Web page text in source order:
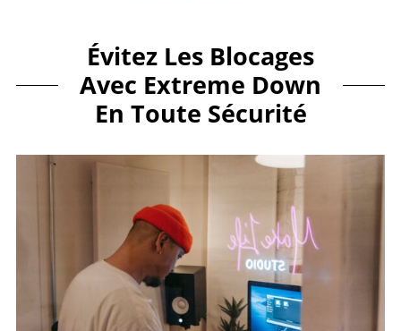
Évitez Les Blocages
Avec Extreme Down
En Toute Sécurité